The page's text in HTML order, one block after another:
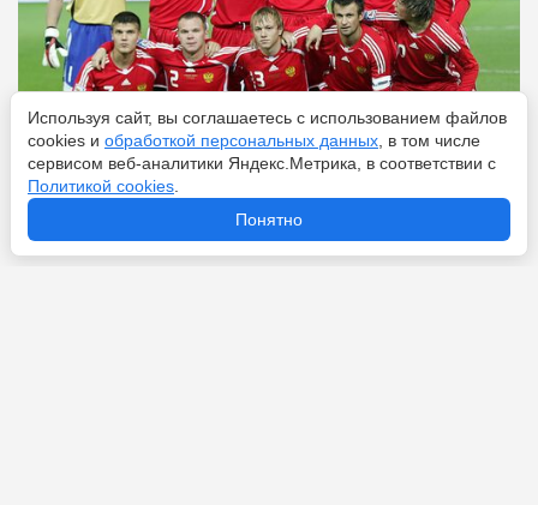
Используя сайт, вы соглашаетесь с использованием файлов
cookies и обработкой персональных данных , в том числе
сервисом веб-аналитики Яндекс.Метрика, в соответствии с
Политикой cookies
Понятно